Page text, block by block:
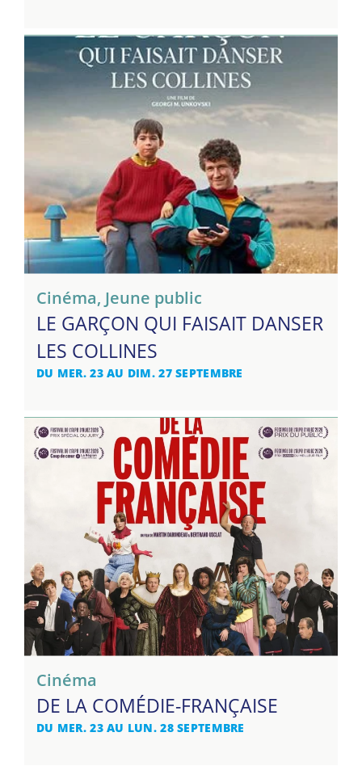
Cinéma, Jeune public
LE GARÇON QUI FAISAIT DANSER
LES COLLINES
DU MER. 23 AU DIM. 27 SEPTEMBRE
Cinéma
DE LA COMÉDIE-FRANÇAISE
DU MER. 23 AU LUN. 28 SEPTEMBRE